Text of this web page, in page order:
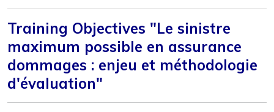
Training Objectives "Le sinistre
maximum possible en assurance
dommages : enjeu et méthodologie
d'évaluation"